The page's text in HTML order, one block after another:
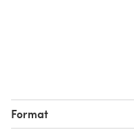
Format